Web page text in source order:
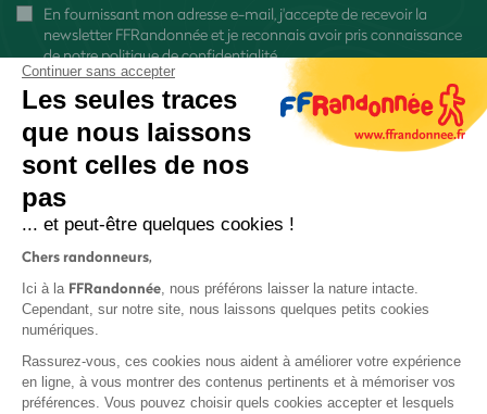
En fournissant mon adresse e-mail, j'accepte de recevoir la
newsletter FFRandonnée et je reconnais avoir pris connaissance
denotre politique de confidentialité
Protection des données
Politique de confidentialité
Continuer sans accepter
Les seules traces
que nous laissons
sont celles de nos
pas
... et peut-être quelques cookies !
Chers randonneurs,
Ici à la FFRandonnée, nous préférons laisser la nature intacte.
Cependant, sur notre site, nous laissons quelques petits cookies
numériques.
Rassurez-vous, ces cookies nous aident à améliorer votre expérience
en ligne, à vous montrer des contenus pertinents et à mémoriser vos
préférences. Vous pouvez choisir quels cookies accepter et lesquels